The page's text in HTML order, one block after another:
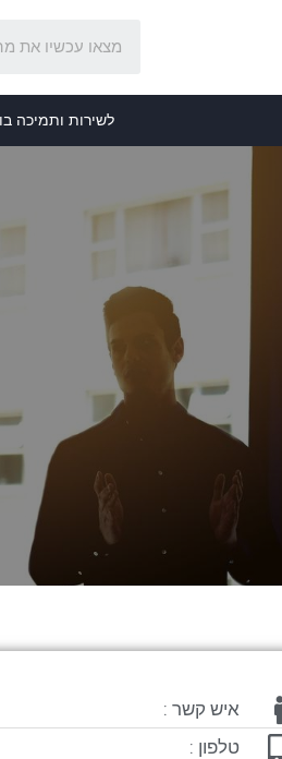
לשירות ותמיכה
איש קשר :
טלפון :